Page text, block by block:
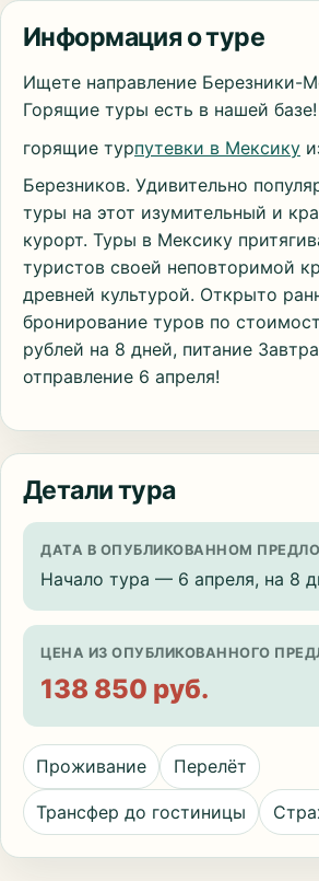
Информация о туре
Ищете направление Березники-
Горящие туры есть в нашей
горящие турпутевки в Мексику
Березников. Удивительно
туры на этот изумительный и
курорт. Туры в Мексику
туристов своей неповторимой
древней культурой. Открыто
бронирование туров по
рублей на 8 дней, питание
отправление 6 апреля!
Детали тура
ДАТА В ОПУБЛИКОВАННОМ
Начало тура — 6 апреля, на 8
ЦЕНА ИЗ ОПУБЛИКОВАННОГО
138 850 руб.
Проживание Перелёт
Трансфер до гостиницы